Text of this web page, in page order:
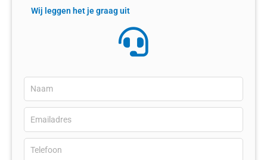
Wij leggen het je graag uit